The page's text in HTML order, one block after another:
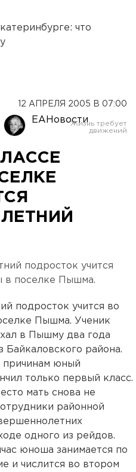
что
12 АПРЕЛЯ 2005 В 07:00
ЕАНовости
подросток учится
в поселке Пышма.
подросток учится во
Пышма. Ученик
в Пышму два года
Байкаловского района.
причинам юный
только первый класс.
мать снова не
районной
одного из рейдов.
юноша занимается по
и числится во втором